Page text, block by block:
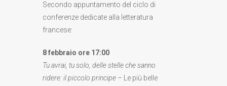
Secondo appuntamento del ciclo di
conferenze dedicate alla letteratura
francese:
8 febbraio ore 17:00
Tu avrai, tu solo, delle stelle che sanno
ridere: il piccolo principe – Le più belle